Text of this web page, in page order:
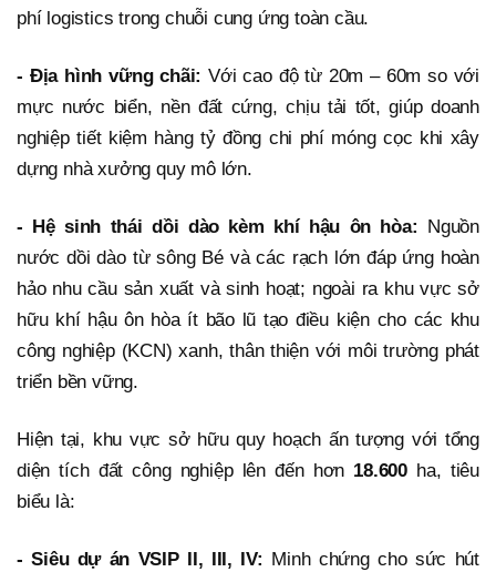
phí logistics trong chuỗi cung ứng toàn cầu.
- Địa hình vững chãi:Với cao độ từ 20m – 60m so với
mực nước biển, nền đất cứng, chịu tải tốt, giúp doanh
nghiệp tiết kiệm hàng tỷ đồng chi phí móng cọc khi xây
dựng nhà xưởng quy mô lớn.
- Hệ sinh thái dồi dào kèm khí hậu ôn hòa: Nguồn
nước dồi dào từ sông Bé và các rạch lớn đáp ứng hoàn
hảo nhu cầu sản xuất và sinh hoạt; ngoài ra khu vực sở
hữu khí hậu ôn hòa ít bão lũ tạo điều kiện cho các khu
công nghiệp (KCN) xanh, thân thiện với môi trường phát
triển bền vững.
Hiện tại, khu vực sở hữu quy hoạch ấn tượng với tổng
diện tích đất công nghiệp lên đến hơn 18.600 ha, tiêu
biểu là:
- Siêu dự án VSIP II, III, IV: Minh chứng cho sức hút